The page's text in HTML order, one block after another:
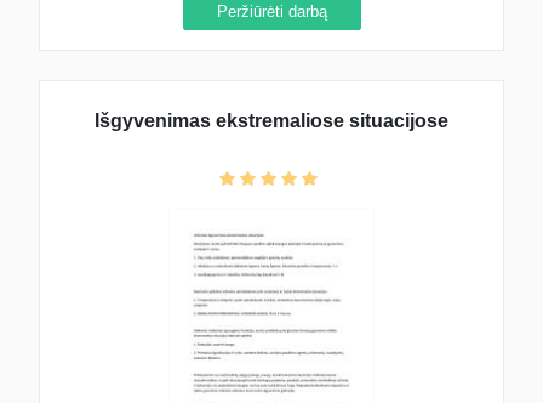
Peržiūrėti darbą
Išgyvenimas ekstremaliose situacijose